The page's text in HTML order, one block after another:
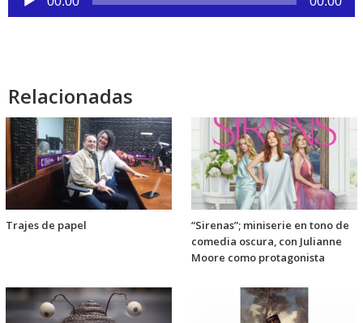
de
Relacionadas
Trajes de papel
“Sirenas”; miniserie en tono de
comedia oscura, con Julianne
Moore como protagonista